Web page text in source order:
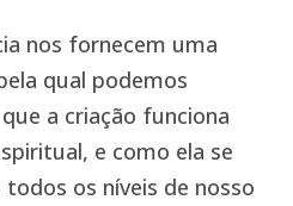
nos fornecem uma
qual podemos
a criação funciona
e como ela se
os níveis de nosso